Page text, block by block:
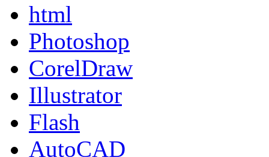
html
Photoshop
CorelDraw
Illustrator
Flash
AutoCAD